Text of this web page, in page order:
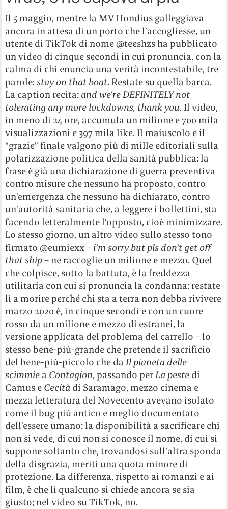
Il 5 maggio, mentre la MV Hondius galleggiava
ancora in attesa di un porto che l’accogliesse, un
utente di TikTok di nome @teeshzs ha pubblicato
un video di cinque secondi in cui pronuncia, con la
calma di chi enuncia una verità incontestabile, tre
parole:stay on that boat. Restate su quella barca.
La caption recita: and we’re DEFINITELY not
tolerating any more lockdowns, thank you. Il video,
in meno di 24 ore, accumula un milione e 700 mila
visualizzazioni e 397 mila like. Il maiuscolo e il
“grazie” finale valgono più di mille editoriali sulla
polarizzazione politica della sanità pubblica: la
frase è già una dichiarazione di guerra preventiva
contro misure che nessuno ha proposto, contro
un’emergenza che nessuno ha dichiarato, contro
un’autorità sanitaria che, a leggere i bollettini, sta
facendo letteralmente l’opposto, cioè minimizzare.
Lo stesso giorno, un altro video sullo stesso tono
firmato @eumiexx – i’m sorry but pls don’t get off
that ship– ne raccoglie un milione e mezzo. Quel
che colpisce, sotto la battuta, è la freddezza
utilitaria con cui si pronuncia la condanna: restate
lì a morire perché chi sta a terra non debba rivivere
marzo 2020 è, in cinque secondi e con un cuore
rosso da un milione e mezzo di estranei, la
versione applicata del problema del carrello – lo
stesso bene-più-grande che pretende il sacrificio
del bene-più-piccolo che daIl pianeta delle
scimmie a Contagion, passando perLa peste di
Camus e Cecità di Saramago, mezzo cinema e
mezza letteratura del Novecento avevano isolato
come il bug più antico e meglio documentato
dell’essere umano: la disponibilità a sacrificare chi
non si vede, di cui non si conosce il nome, di cui si
suppone soltanto che, trovandosi sull’altra sponda
della disgrazia, meriti una quota minore di
protezione. La differenza, rispetto ai romanzi e ai
film, è che lì qualcuno si chiede ancora se sia
giusto; nel video su TikTok, no.